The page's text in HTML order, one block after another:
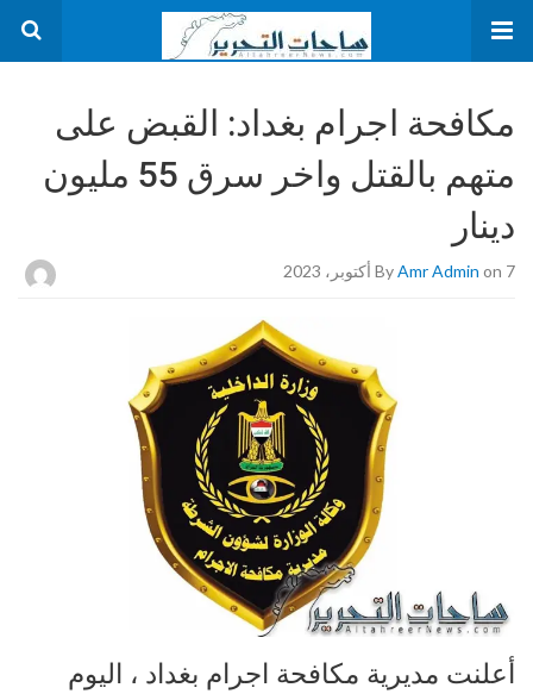
مكافحة اجرام بغداد: القبض على
متهم بالقتل واخر سرق 55 مليون
دينار
ByAmr Admin on 7 أكتوبر، 2023
أعلنت مديرية مكافحة اجرام بغداد ، اليوم